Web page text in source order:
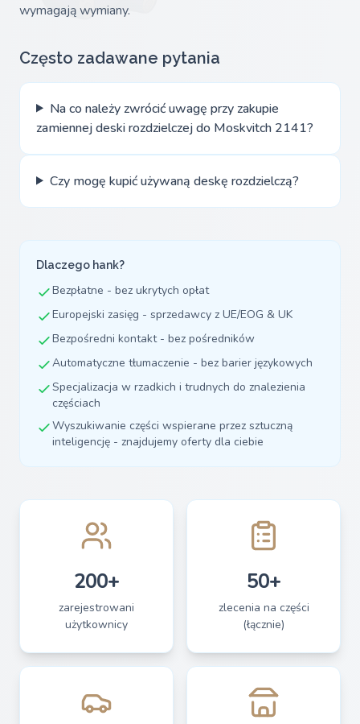
wymagają wymiany.
Często zadawane pytania
Na co należy zwrócić uwagę przy zakupie
zamiennej deski rozdzielczej do Moskvitch 2141?
Czy mogę kupić używaną deskę rozdzielczą?
Dlaczego hank?
Bezpłatne - bez ukrytych opłat
Europejski zasięg - sprzedawcy z UE/EOG & UK
Bezpośredni kontakt - bez pośredników
Automatyczne tłumaczenie - bez barier językowych
Specjalizacja w rzadkich i trudnych do znalezienia
częściach
Wyszukiwanie części wspierane przez sztuczną
inteligencję - znajdujemy oferty dla ciebie
200+
zarejestrowani
użytkownicy
50+
zlecenia na części
(łącznie)